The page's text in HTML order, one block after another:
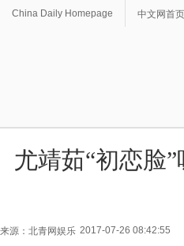
China Daily Homepage 中文网首页
尤靖茹“初恋脸
来源：北青网娱乐 2017-07-26 08:42:55